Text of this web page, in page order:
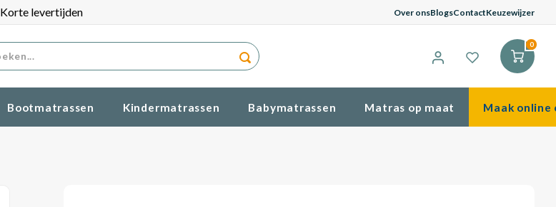
Korte levertijden Over onsBlogsContactKeuzewijzer
0
Bootmatrassen Kindermatrassen Babymatrassen Matras op maat Maak online